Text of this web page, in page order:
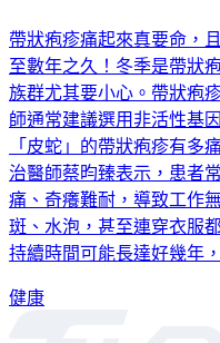
帶狀疱疹痛起來真要命，
至數年之久！冬季是帶狀
族群尤其要小心。帶狀疱
師通常建議選用非活性基
「皮蛇」的帶狀疱疹有多
治醫師蔡昀臻表示，患者
痛、奇癢難耐，導致工作
斑、水泡，甚至連穿衣服
持續時間可能長達好幾年
健康